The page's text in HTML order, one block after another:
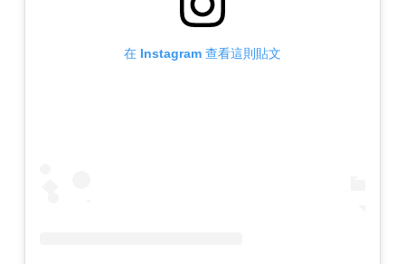
在 Instagram 查看這則貼文